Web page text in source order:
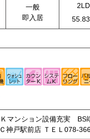
一般
即入居
マンション設備充実
神戸駅前店 ＴＥＬ078-